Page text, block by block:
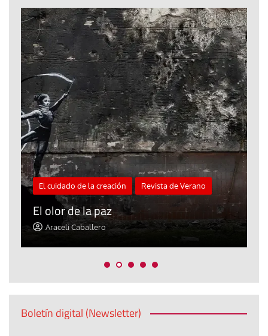
El cuidado de la creación Revista de Verano
El olor de la paz
Araceli Caballero
Boletín digital (Newsletter)